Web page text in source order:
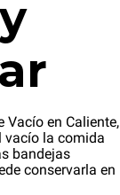
Vacío en Caliente,
vacío la comida
bandejas
conservarla en